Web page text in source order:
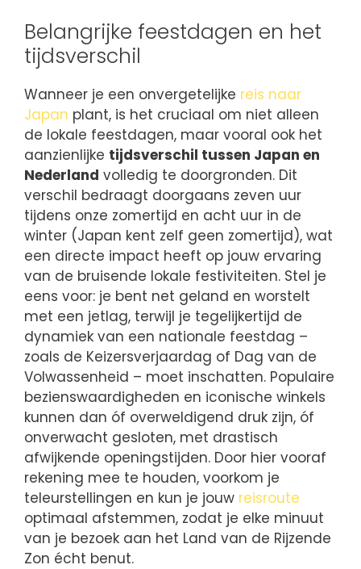
Belangrijke feestdagen en het
tijdsverschil
Wanneer je een onvergetelijke reis naar
Japan plant, is het cruciaal om niet alleen
de lokale feestdagen, maar vooral ook het
aanzienlijke tijdsverschil tussen Japan en
Nederland volledig te doorgronden. Dit
verschil bedraagt doorgaans zeven uur
tijdens onze zomertijd en acht uur in de
winter (Japan kent zelf geen zomertijd), wat
een directe impact heeft op jouw ervaring
van de bruisende lokale festiviteiten. Stel je
eens voor: je bent net geland en worstelt
met een jetlag, terwijl je tegelijkertijd de
dynamiek van een nationale feestdag –
zoals de Keizersverjaardag of Dag van de
Volwassenheid – moet inschatten. Populaire
bezienswaardigheden en iconische winkels
kunnen dan óf overweldigend druk zijn, óf
onverwacht gesloten, met drastisch
afwijkende openingstijden. Door hier vooraf
rekening mee te houden, voorkom je
teleurstellingen en kun je jouw reisroute
optimaal afstemmen, zodat je elke minuut
van je bezoek aan het Land van de Rijzende
Zon écht benut.